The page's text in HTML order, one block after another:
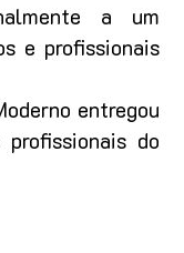
a um
e profissionais
entregou
profissionais do